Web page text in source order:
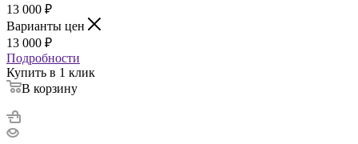
13 000 ₽
Варианты цен
13 000 ₽
Подробности
Купить в 1 клик
В корзину